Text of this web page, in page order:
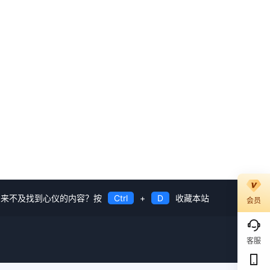
来不及找到心仪的内容？按 Ctrl + D 收藏本站 会员
客服